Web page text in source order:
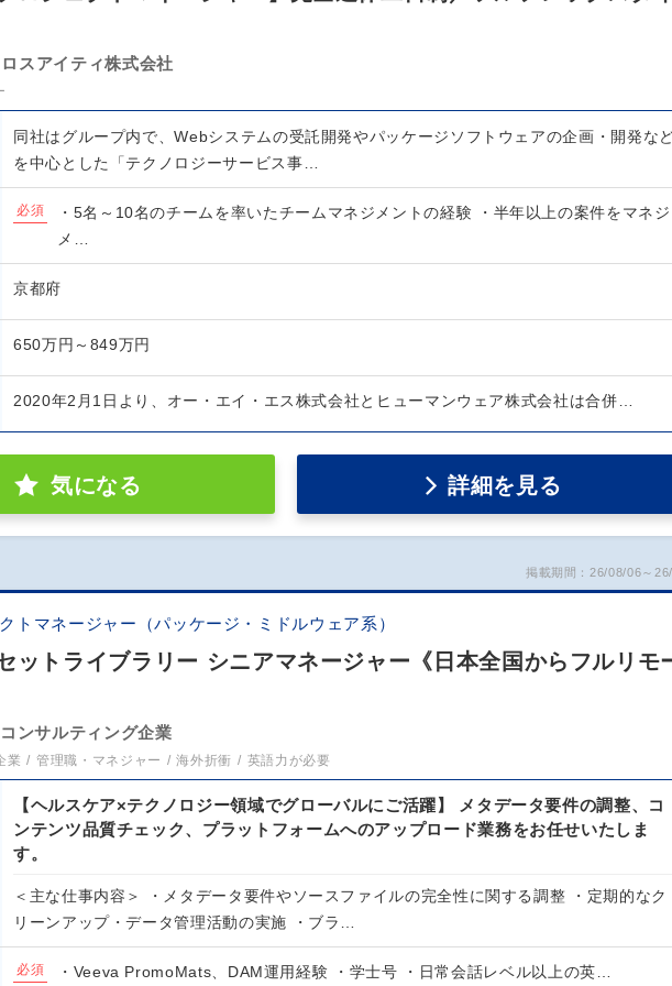
スアイティ株式会社
同社はグループ内で、Webシステムの受託開発やパッケージソフトウェアの企画・開発な
を中心とした「テクノロジーサービス事…
必須
・5名～10名のチームを率いたチームマネジメントの経験 ・半年以上の案件をマネジ
メ…
京都府
650万円～849万円
2020年2月1日より、オー・エイ・エス株式会社とヒューマンウェア株式会社は合併…
気になる 詳細を見る
掲載期間：26/08/06～
トマネージャー（パッケージ・ミドルウェア系）
ットライブラリー シニアマネージャー《日本全国からフルリモ
ンサルティング企業
業 管理職・マネジャー 海外折衝 英語力が必要
【ヘルスケア×テクノロジー領域でグローバルにご活躍】 メタデータ要件の調整、コ
ンテンツ品質チェック、プラットフォームへのアップロード業務をお任せいたしま
す。
＜主な仕事内容＞ ・メタデータ要件やソースファイルの完全性に関する調整 ・定期的なク
リーンアップ・データ管理活動の実施 ・ブラ…
必須 ・Veeva PromoMats、DAM運用経験 ・学士号 ・日常会話レベル以上の英…